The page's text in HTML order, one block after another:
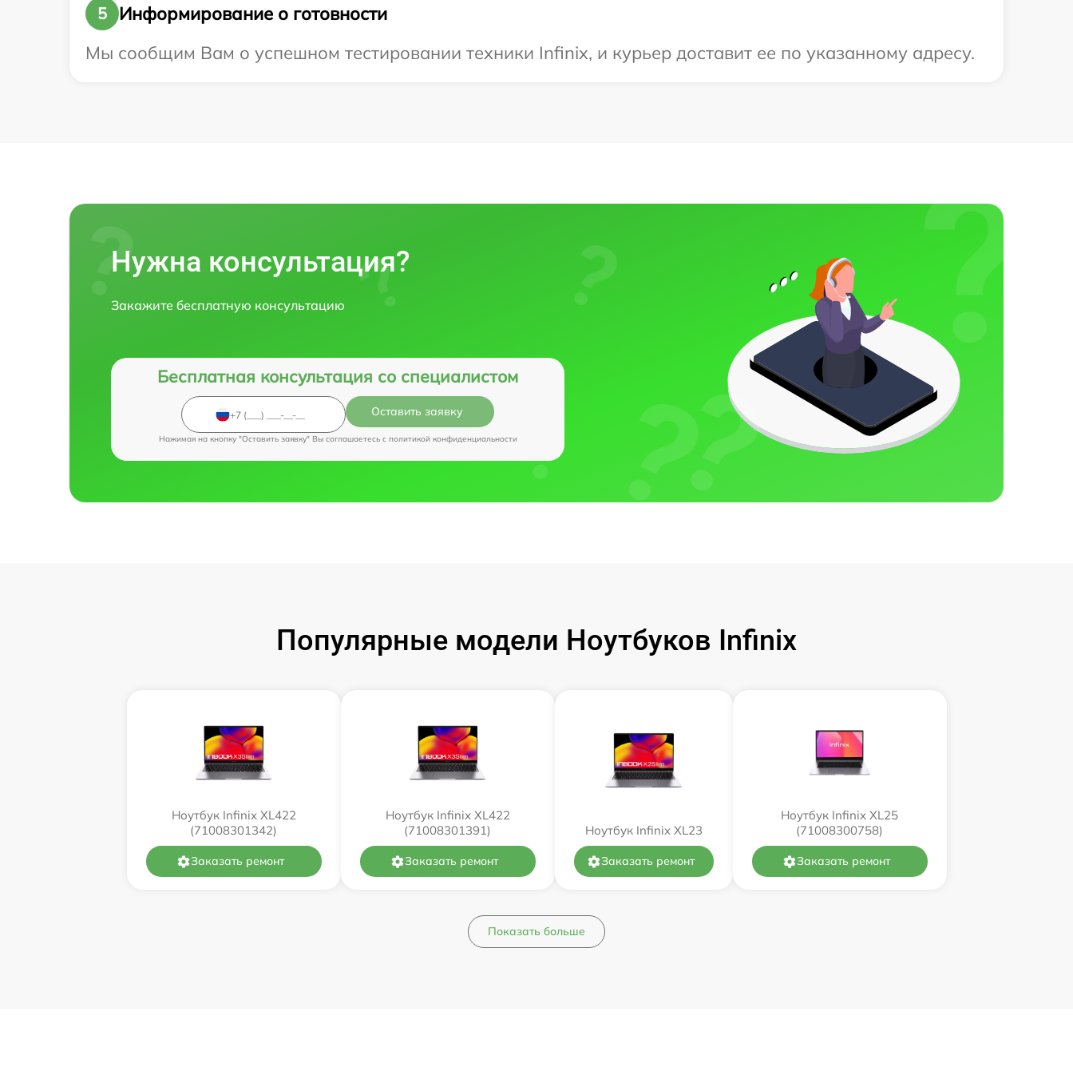
5
Информирование о готовности
Мы сообщим Вам о успешном тестировании техники Infinix, и курьер доставит ее по указанному адресу.
Нужна консультация?
Закажите бесплатную консультацию
Бесплатная консультация со специалистом
Оставить заявку
Нажимая на кнопку "Оставить заявку" Вы соглашаетесь c политикой конфиденциальности
Популярные модели Ноутбуков Infinix
Ноутбук Infinix XL422
(71008301342)
Заказать ремонт
Ноутбук Infinix XL422
(71008301391)
Заказать ремонт
Ноутбук Infinix XL23
Заказать ремонт
Ноутбук Infinix XL25
(71008300758)
Заказать ремонт
Показать больше